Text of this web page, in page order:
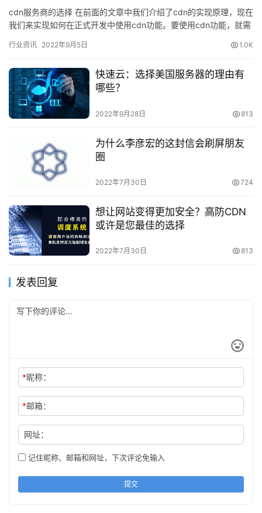
cdn服务商的选择 在前面的文章中我们介绍了cdn的实现原理，现在
我们来实现如何在正式开发中使用cdn功能。要使用cdn功能，就需
行业资讯 2022年9月5日 1.0K
快速云：选择美国服务器的理由有
哪些？
2022年9月28日 813
为什么李彦宏的这封信会刷屏朋友
圈
2022年7月30日 724
想让网站变得更加安全？高防CDN
或许是您最佳的选择
2022年7月30日 813
发表回复
*昵称：
*邮箱：
网址：
记住昵称、邮箱和网址，下次评论免输入
提交